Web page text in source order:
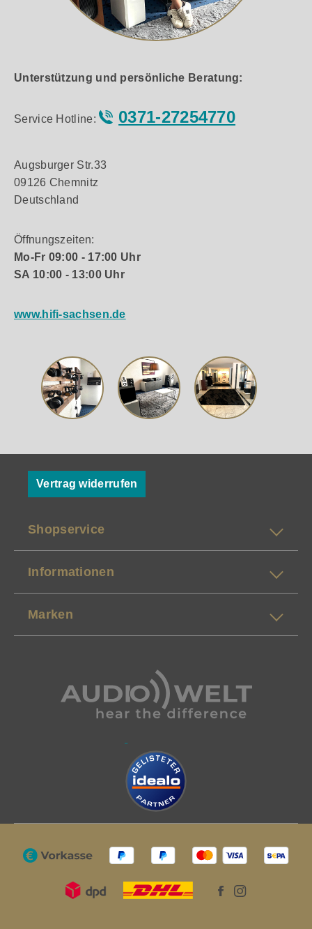
Unterstützung und persönliche Beratung:
Service Hotline: 0371-27254770
Augsburger Str.33
09126 Chemnitz
Deutschland
Öffnungszeiten:
Mo-Fr 09:00 - 17:00 Uhr
SA 10:00 - 13:00 Uhr
www.hifi-sachsen.de
Vertrag widerrufen
Shopservice
Informationen
Marken